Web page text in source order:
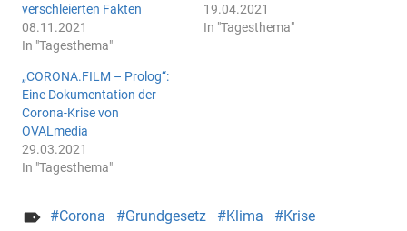
verschleierten Fakten
08.11.2021
In "Tagesthema"
19.04.2021
In "Tagesthema"
„CORONA.FILM – Prolog“:
Eine Dokumentation der
Corona-Krise von
OVALmedia
29.03.2021
In "Tagesthema"
Corona Grundgesetz Klima
Krise